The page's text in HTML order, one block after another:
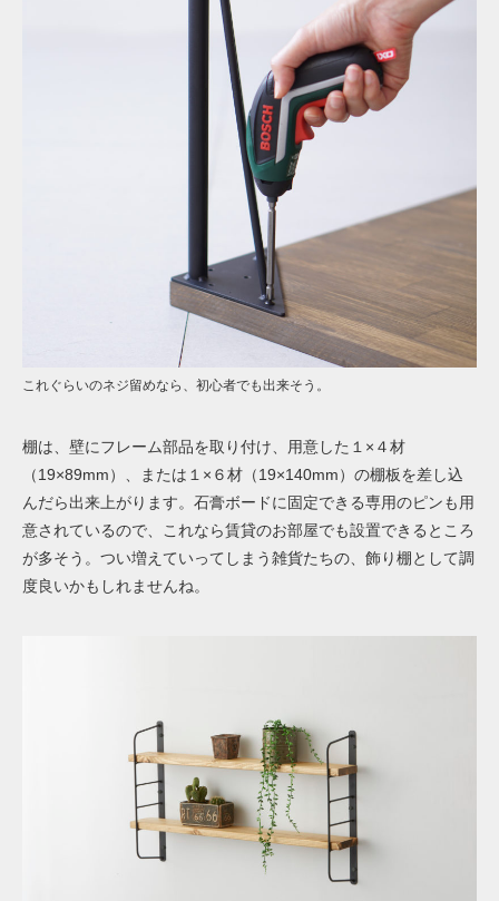
これぐらいのネジ留めなら、初心者でも出来そう。
棚は、 壁にフレーム部品を取り付け、用意した１×４材
（19×89mm）、または１×６材（19×140mm）の棚板を差し込
んだら出来上がります。石膏ボードに固定できる専用のピンも用
意されているので、これなら賃貸のお部屋でも設置できるところ
が多そう。つい増えていってしまう雑貨たちの、飾り棚として調
度良いかもしれませんね。